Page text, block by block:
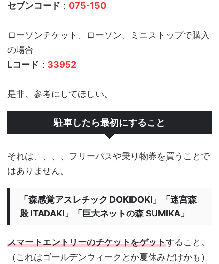
セブンコード ： 075-150
ローソンチケット、ローソン、ミニストップで購入
の場合
Lコード ： 33952
是非、参考にしてほしい。
駐車したら最初にすること
それは、、、、フリーパスや乗り物券を買うことで
はありません。
「森感覚アスレチック DOKIDOKI」「迷宮森
殿 ITADAKI」「巨大ネットの森 SUMIKA」
スマートエントリーのチケットをゲットすること。
（これはゴールデンウィークとか夏休みだけかも）